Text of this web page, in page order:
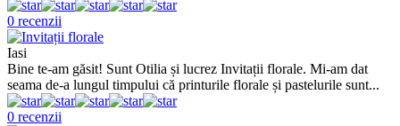
0 recenzii
Iasi
Bine te-am găsit! Sunt Otilia și lucrez Invitații florale. Mi-am dat
seama de-a lungul timpului că printurile florale și pastelurile sunt...
0 recenzii